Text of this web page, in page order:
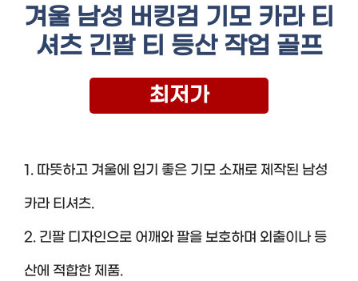
겨울 남성 버킹검 기모 카라 티
셔츠 긴팔 티 등산 작업 골프
최저가
1. 따뜻하고 겨울에 입기 좋은 기모 소재로 제작된 남성
카라 티셔츠.
2. 긴팔 디자인으로 어깨와 팔을 보호하며 외출이나 등
산에 적합한 제품.